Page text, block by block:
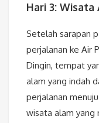
Hari 3: Wisata
Setelah sarapan
perjalanan ke Air
Dingin, tempat
alam yang indah
perjalanan
wisata alam yang